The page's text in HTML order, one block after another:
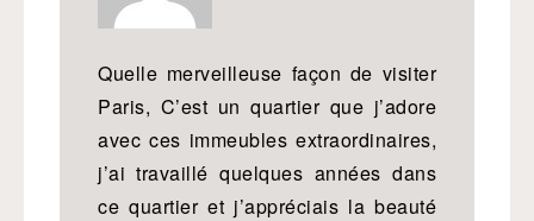
Quelle merveilleuse façon de visiter
Paris, C’est un quartier que j’adore
avec ces immeubles extraordinaires,
j’ai travaillé quelques années dans
ce quartier et j’appréciais la beauté